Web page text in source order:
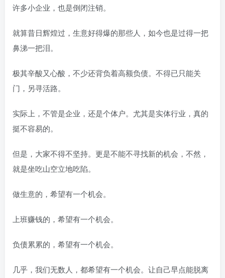
许多小企业，也是倒闭注销。
就算昔日辉煌过，生意好得爆的那些人，如今也是过得一把
鼻涕一把泪。
极其辛酸又心酸，不少还背负着高额负债。不得已只能关
门，另寻活路。
实际上，不管是企业，还是个体户。尤其是实体行业，真的
挺不容易的。
但是，大家不得不坚持。更是不能不寻找新的机会，不然，
就是坐吃山空立地吃陷。
做生意的，希望有一个机会。
上班赚钱的，希望有一个机会。
负债累累的，希望有一个机会。
几乎，我们无数人，都希望有一个机会。让自己早点能脱离